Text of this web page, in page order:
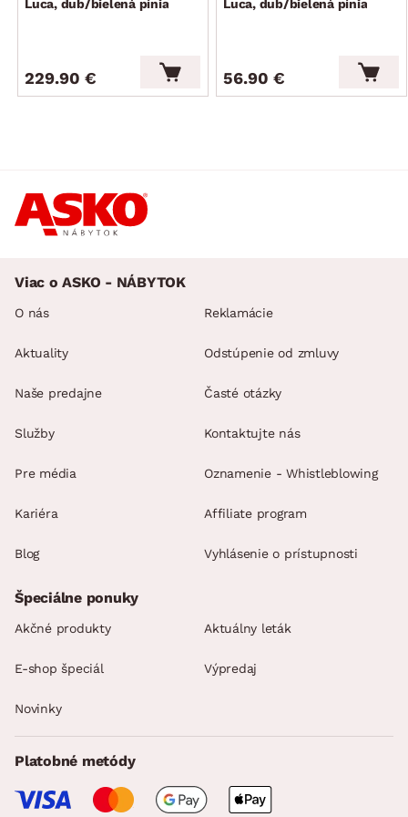
voľná plocha prebaľovacieho pultu pre umiestnenie
vrátane montážneho návodu
Luca, dub/bielená pínia
229.90 €
Luca, dub/bielená pínia
56.90 €
Viac o ASKO - NÁBYTOK
O nás
Aktuality
Naše predajne
Služby
Pre média
Kariéra
Blog
Reklamácie
Odstúpenie od zmluvy
Časté otázky
Kontaktujte nás
Oznamenie - Whistleblowing
Affiliate program
Vyhlásenie o prístupnosti
Špeciálne ponuky
Akčné produkty Aktuálny leták
E-shop špeciál Výpredaj
Novinky
Platobné metódy